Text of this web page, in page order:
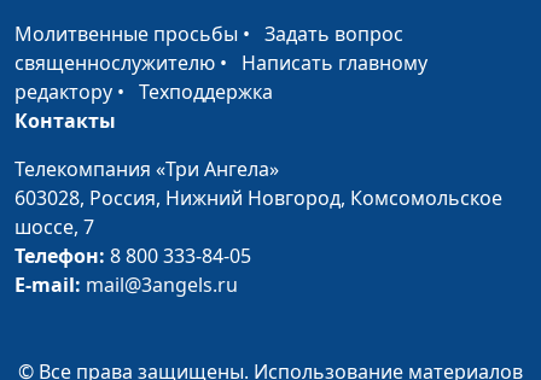
изменениям
Эпоха нелюбви
Андрей Довгель,
Божья
справедливость
Андрей Довгель,
священнослужитель
К чему приводит
тщеславие
Молитвенные просьбы • Задать вопрос
священнослужителю • Написать главному
редактору • Техподдержка
Контакты
Телекомпания «Три Ангела»
603028, Россия, Нижний Новгород, Комсомольское
шоссе, 7
Телефон: 8 800 333-84-05
E-mail: mail@3angels.ru
© Все права защищены. Использование материалов